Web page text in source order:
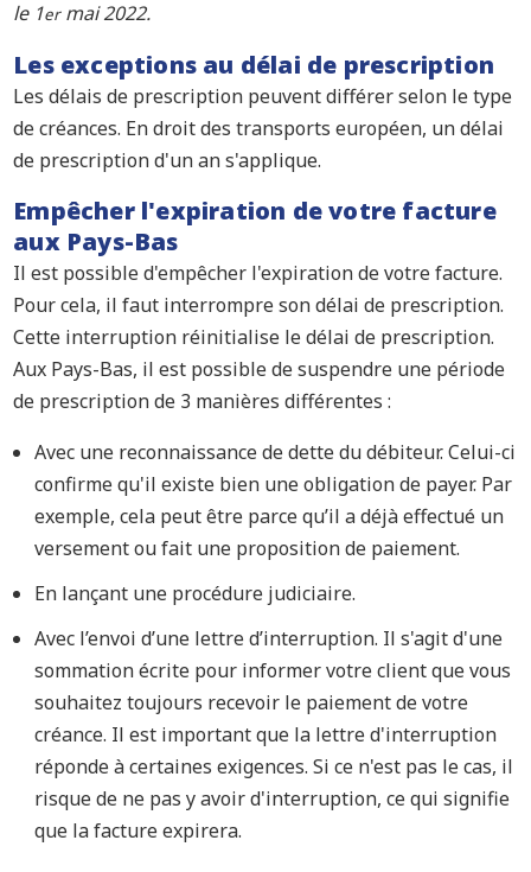
le 1ermai 2022.
Les exceptions au délai de prescription
Les délais de prescription peuvent différer selon le type
de créances. En droit des transports européen, un délai
de prescription d'un an s'applique.
Empêcher l'expiration de votre facture
aux Pays-Bas
Il est possible d'empêcher l'expiration de votre facture.
Pour cela, il faut interrompre son délai de prescription.
Cette interruption réinitialise le délai de prescription.
Aux Pays-Bas, il est possible de suspendre une période
de prescription de 3 manières différentes :
Avec une reconnaissance de dette du débiteur. Celui-ci
confirme qu'il existe bien une obligation de payer. Par
exemple, cela peut être parce qu’il a déjà effectué un
versement ou fait une proposition de paiement.
En lançant une procédure judiciaire.
Avec l’envoi d’une lettre d’interruption. Il s'agit d'une
sommation écrite pour informer votre client que vous
souhaitez toujours recevoir le paiement de votre
créance. Il est important que la lettre d'interruption
réponde à certaines exigences. Si ce n'est pas le cas, il
risque de ne pas y avoir d'interruption, ce qui signifie
que la facture expirera.